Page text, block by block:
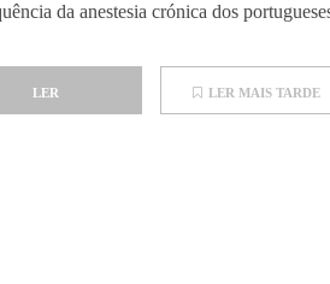
da anestesia crónica dos
LER LER MAIS TARDE